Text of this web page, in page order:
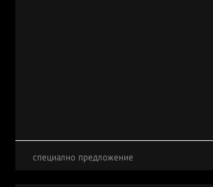
специално предложение